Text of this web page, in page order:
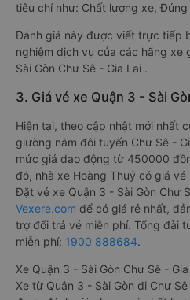
tiêu chí như: Chất lượng xe,
Đánh giá này được viết trực tiếp
nghiệm dịch vụ của các hãng xe
Sài Gòn Chư Sê - Gia Lai .
3. Giá vé xe Quận 3 - Sài
Hiện tại, theo cập nhật mới nhất
giường nằm đôi tuyến Chư Sê -
mức giá dao động từ 450000
đó, nhà xe Hoàng Thuỷ có giá
Đặt vé xe Quận 3 - Sài Gòn Chư
Vexere.com để có giá rẻ nhất,
trợ đổi trả vé miễn phí. Tổng đài
miễn phí: 1900 888684.
Xe Quận 3 - Sài Gòn Chư Sê -
Xe từ Quận 3 - Sài Gòn đi Chư